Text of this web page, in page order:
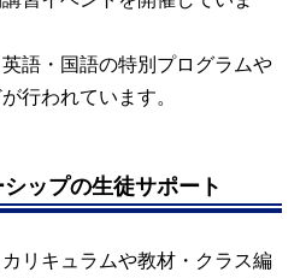
語・国語の特別プログラムや
行われています。
ップの生徒サポート
リキュラムや教材・クラス編